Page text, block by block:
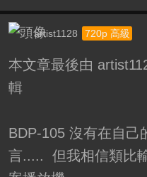
artist1128 720p 高級
本文章最後由
輯
BDP-105 沒有在自己
言..... 但我相信類比